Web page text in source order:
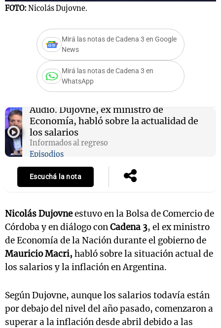
FOTO: Nicolás Dujovne.
Mirá las notas de Cadena 3 en Google
News
Mirá las notas de Cadena 3 en
WhatsApp
Audio. Dujovne, ex ministro de
Economía, habló sobre la actualidad de
los salarios
Informados al regreso
Episodios
Escuchá la nota
Nicolás Dujovneestuvo en la Bolsa de Comercio de
Córdoba y en diálogo conCadena 3, el ex ministro
de Economía de la Nación durante el gobierno de
Mauricio Macri, habló sobre la situación actual de
los salarios y la inflación en Argentina.
Según Dujovne, aunque los salarios todavía están
por debajo del nivel del año pasado, comenzaron a
superar a la inflación desde abril debido a las